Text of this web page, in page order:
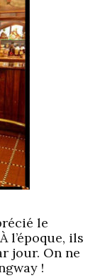
le
l’époque, ils
jour. On ne
!